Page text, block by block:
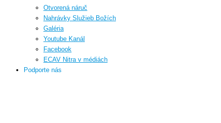
Otvorená náruč
Nahrávky Služieb Božích
Galéria
Youtube Kanál
Facebook
ECAV Nitra v médiách
Podporte nás